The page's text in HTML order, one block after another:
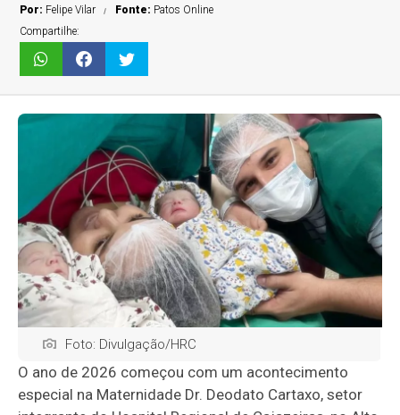
Por: Felipe Vilar Fonte: Patos Online
Compartilhe:
Foto: Divulgação/HRC
O ano de 2026 começou com um acontecimento
especial na Maternidade Dr. Deodato Cartaxo, setor